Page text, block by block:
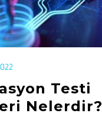
Testi
Nelerdir?